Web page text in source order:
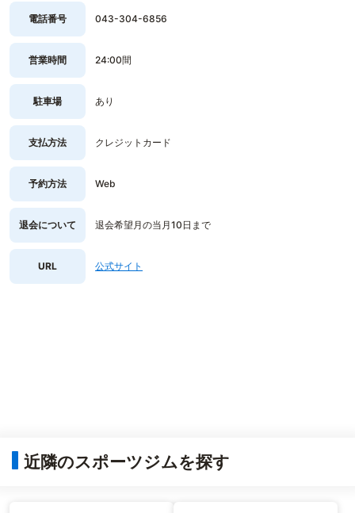
電話番号 043-304-6856
営業時間 24:00間
駐車場 あり
支払方法 クレジットカード
予約方法 Web
退会について 退会希望月の当月10日まで
URL 公式サイト
近隣のスポーツジムを探す